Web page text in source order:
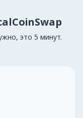
это 5 минут.